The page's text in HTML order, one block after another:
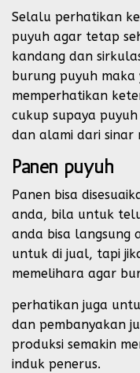
Selalu perhatikan
puyuh agar tetap
kandang dan
burung puyuh
memperhatikan
cukup supaya
dan alami dari sinar
Panen puyuh
Panen bisa
anda, bila untuk
anda bisa langsung
untuk di jual, tapi
memelihara agar
perhatikan juga
dan pembanyakan
produksi semakin
induk penerus.